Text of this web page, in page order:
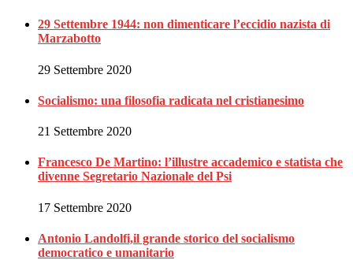
29 Settembre 1944: non dimenticare l’eccidio nazista di
Marzabotto
29 Settembre 2020
Socialismo: una filosofia radicata nel cristianesimo
21 Settembre 2020
Francesco De Martino: l’illustre accademico e statista che
divenne Segretario Nazionale del Psi
17 Settembre 2020
Antonio Landolfi,il grande storico del socialismo
democratico e umanitario